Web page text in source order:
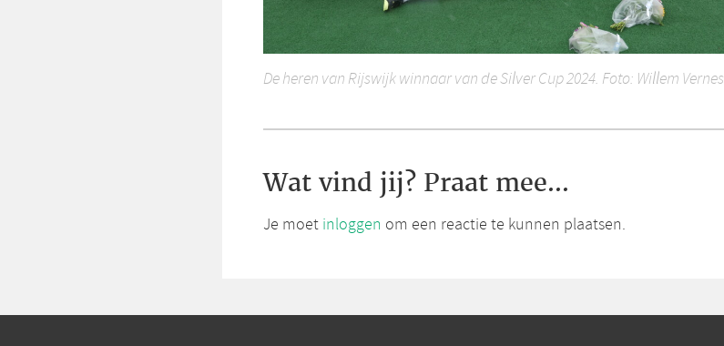
De heren van Rijswijk winnaar van de Silver Cup 2024. Foto: Willem Vernes
Wat vind jij? Praat mee...
Je moet inloggen om een reactie te kunnen plaatsen.